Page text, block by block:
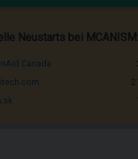
Neustarts bei MCANISM:
Canada